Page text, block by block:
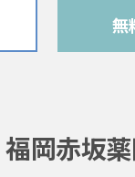
無
福岡赤坂